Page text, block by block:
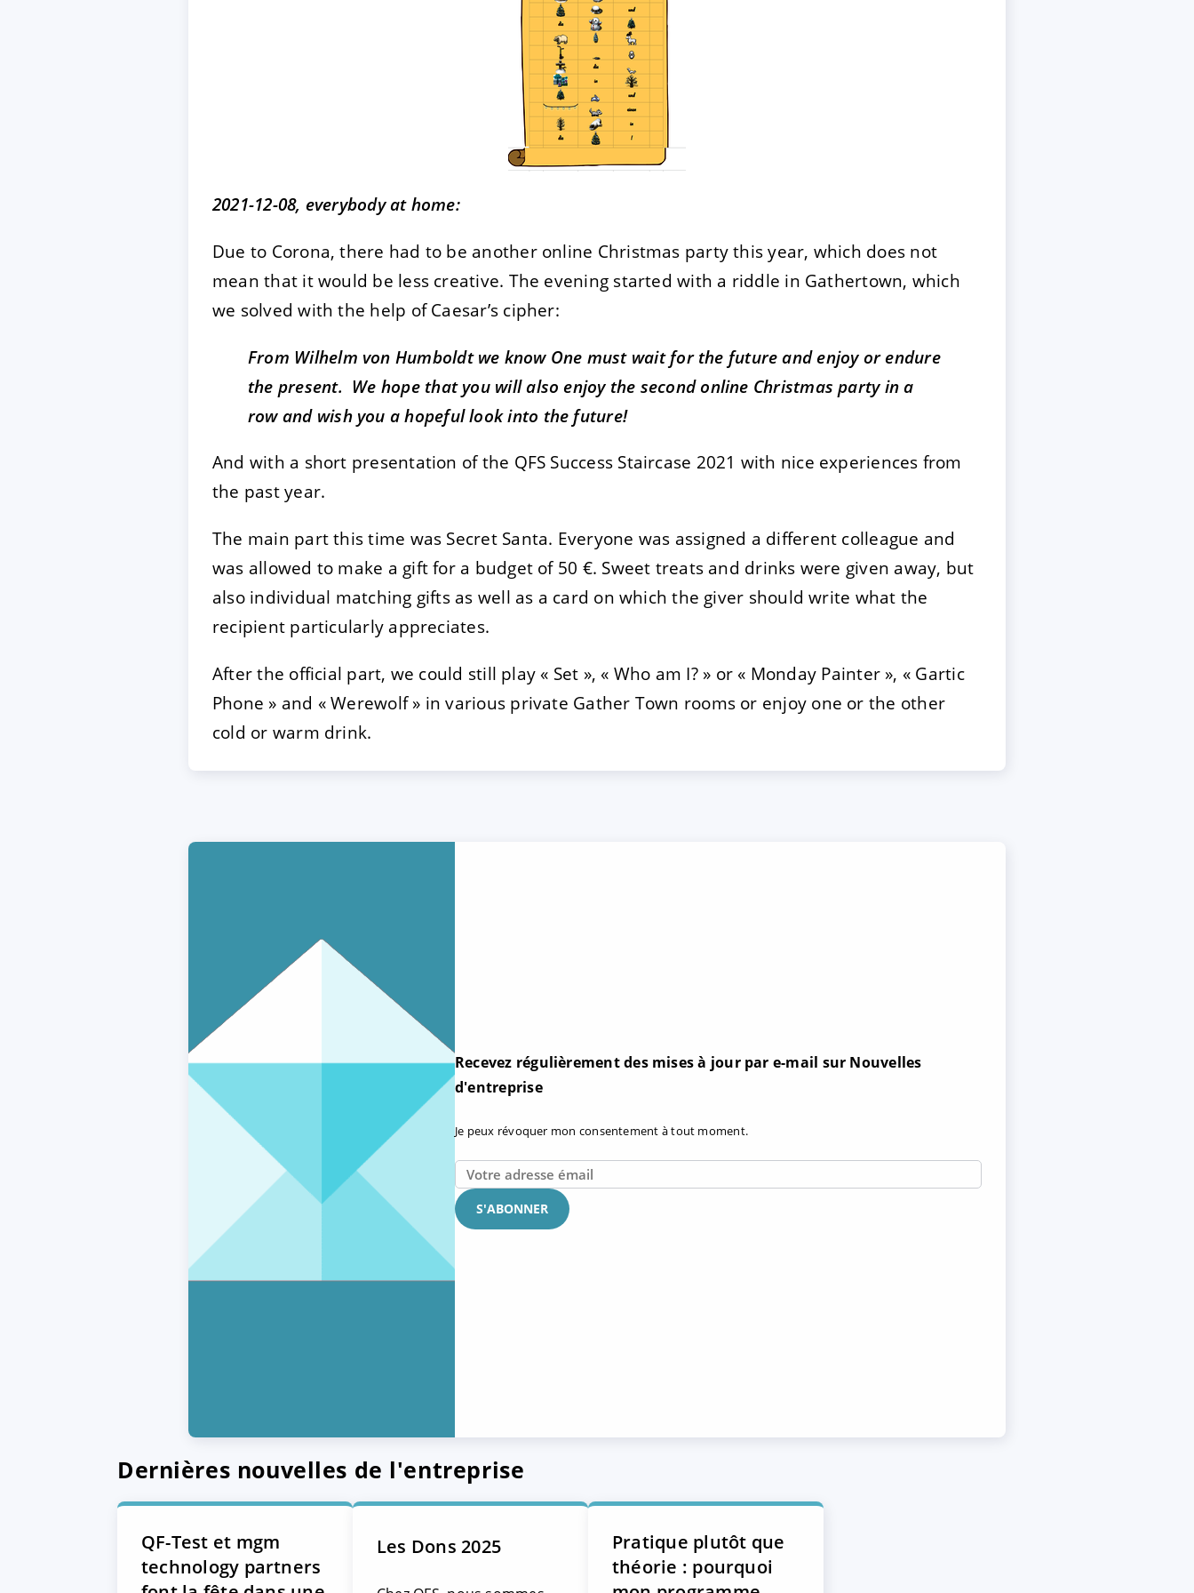
2021-12-08, everybody at home:
Due to Corona, there had to be another online Christmas party this year, which does not
mean that it would be less creative. The evening started with a riddle in Gathertown, which
we solved with the help of Caesar’s cipher:
From Wilhelm von Humboldt we know One must wait for the future and enjoy or endure
the present. We hope that you will also enjoy the second online Christmas party in a
row and wish you a hopeful look into the future!
And with a short presentation of the QFS Success Staircase 2021 with nice experiences from
the past year.
The main part this time was Secret Santa. Everyone was assigned a different colleague and
was allowed to make a gift for a budget of 50 €. Sweet treats and drinks were given away, but
also individual matching gifts as well as a card on which the giver should write what the
recipient particularly appreciates.
After the official part, we could still play « Set », « Who am I? » or « Monday Painter », « Gartic
Phone » and « Werewolf » in various private Gather Town rooms or enjoy one or the other
cold or warm drink.
Recevez régulièrement des mises à jour par e-mail sur Nouvelles
d'entreprise
Je peux révoquer mon consentement à tout moment.
Dernières nouvelles de l'entreprise
QF-Test et mgm
technology partners
Les Dons 2025
Pratique plutôt que
théorie : pourquoi
REFUSER